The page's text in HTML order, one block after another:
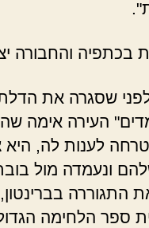
והחבורה
שסגרה את הדלת
העירה אימה
לענות לה,
ונעמדה מול
התגוררה
ספר הלחימה